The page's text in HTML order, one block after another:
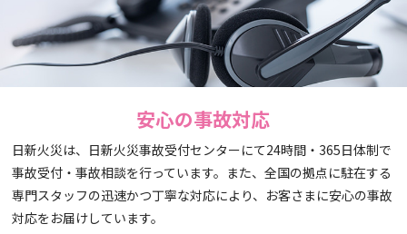
安心の事故対応
日新火災は、日新火災事故受付センターにて24時間・365日体制で
事故受付・事故相談を行っています。また、全国の拠点に駐在する
専門スタッフの迅速かつ丁寧な対応により、お客さまに安心の事故
対応をお届けしています。